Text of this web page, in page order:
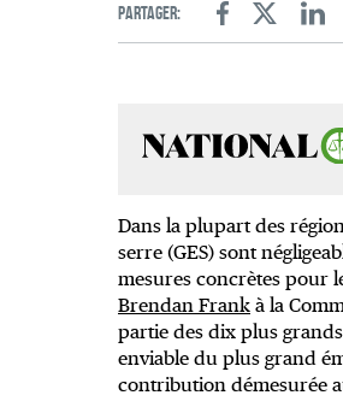
Partager:
FacebookTwitter
Dans la plupart des
serre (GES) sont
mesures concrètes pour
Brendan Frank à la
partie des dix plus
enviable du plus grand
contribution démesurée